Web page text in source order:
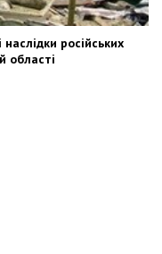
російських
області